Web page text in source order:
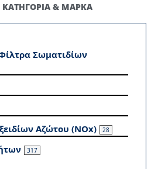
ΚΑΤΗΓΟΡΙΑ & ΜΑΡΚΑ
Σωματιδίων
Αζώτου (NOx) 28
317